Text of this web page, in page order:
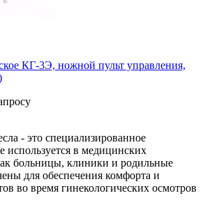
КГ-3Э, ножной пульт управления,
- это специализированное
используется в медицинских
больницы, клиники и родильные
для обеспечения комфорта и
во время гинекологических осмотров